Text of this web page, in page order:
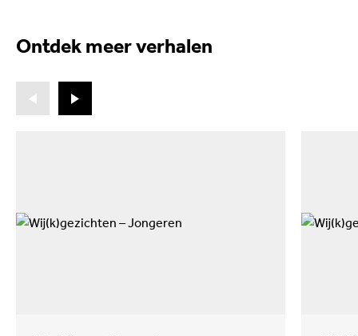
Ontdek meer verhalen